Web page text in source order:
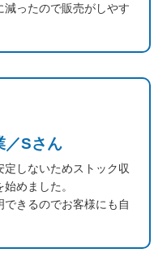
ったので販売がしやす
／Sさん
しないためストック収
めました。
きるのでお客様にも自